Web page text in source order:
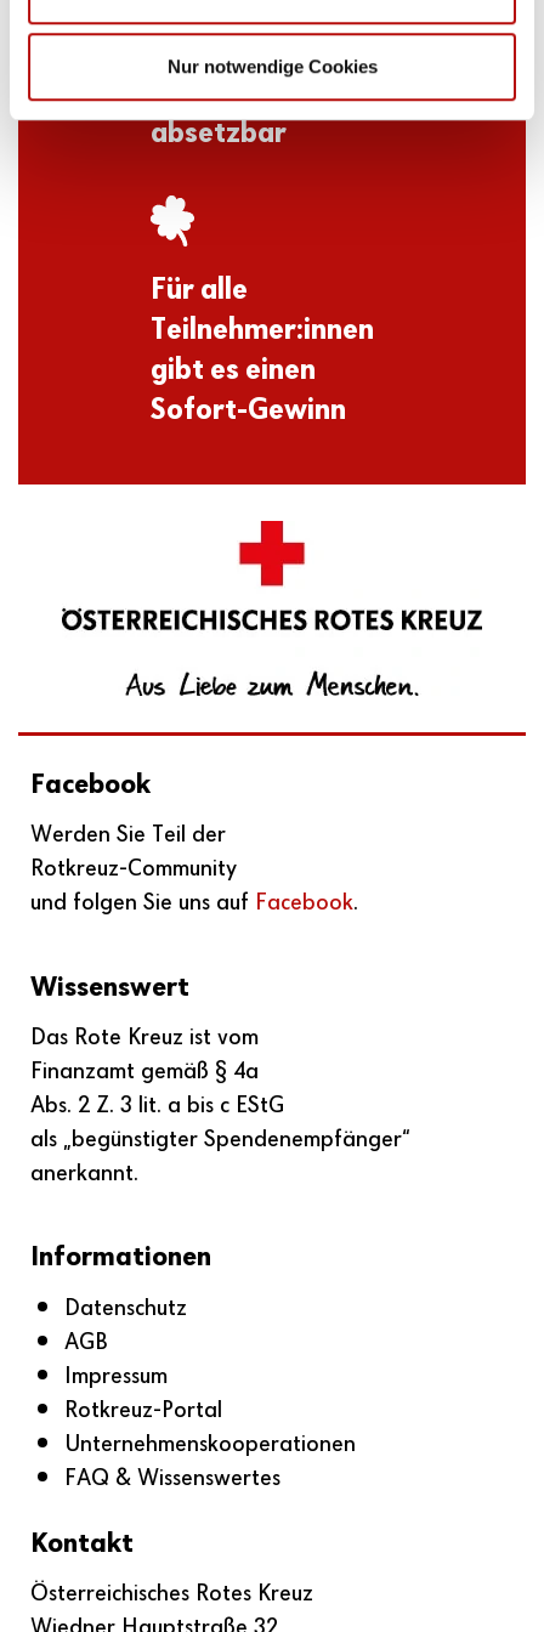
Nur notwendige Cookies
Ihr Loskauf
ist steuerlich
absetzbar
Für alle
Teilnehmer:innen
gibt es einen
Sofort-Gewinn
Facebook
Werden Sie Teil der
Rotkreuz-Community
und folgen Sie uns auf Facebook.
Wissenswert
Das Rote Kreuz ist vom
Finanzamt gemäß § 4a
Abs. 2 Z. 3 lit. a bis c EStG
als „begünstigter Spenden­empfänger“
anerkannt.
Informationen
Datenschutz
AGB
Impressum
Rotkreuz-Portal
Unternehmenskooperationen
FAQ & Wissenswertes
Kontakt
Österreichisches Rotes Kreuz